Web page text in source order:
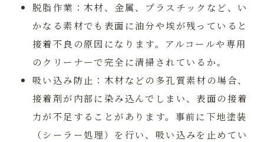
脱脂作業： 木材、金属、プラスチックなど、い
かなる素材でも表面に油分や埃が残っていると
接着不良の原因になります。アルコールや専用
のクリーナーで完全に清掃されているか。
吸い込み防止： 木材などの多孔質素材の場合、
接着剤が内部に染み込んでしまい、表面の接着
力が不足することがあります。事前に下地塗装
（シーラー処理）を行い、吸い込みを止めてい